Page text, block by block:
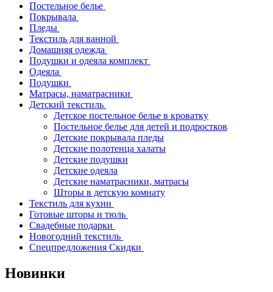
Постельное белье
Покрывала
Пледы
Текстиль для ванной
Домашняя одежда
Подушки и одеяла комплект
Одеяла
Подушки
Матрасы, наматрасники
Детский текстиль
Детское постельное белье в кроватку
Постельное белье для детей и подростков
Детские покрывала пледы
Детские полотенца халаты
Детские подушки
Детские одеяла
Детские наматрасники, матрасы
Шторы в детскую комнату
Текстиль для кухни
Готовые шторы и тюль
Свадебные подарки
Новогодний текстиль
Спецпредложения Скидки
Новинки